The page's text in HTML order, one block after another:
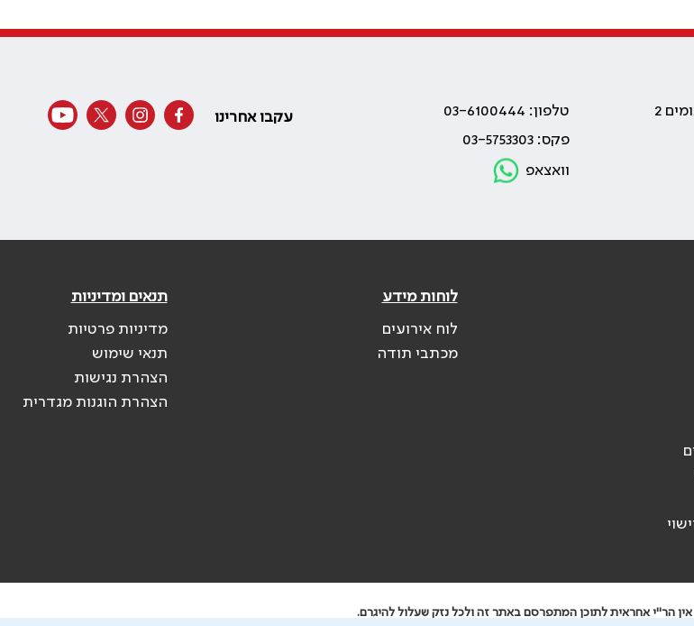
טלפון: 03-6100444
פקס: 03-5753303
וואצאפ
עקבו אחרינו
לוחות מידע
לוח אירועים
מכתבי תודה
תנאים ומדיניות
מדיניות פרטיות
תנאי שימוש
הצהרת נגישות
הצהרת הוגנות מגדרית
הר"י אחראית לתוכן המתפרסם באתר זה ולכל נזק שעלול להיגרם.